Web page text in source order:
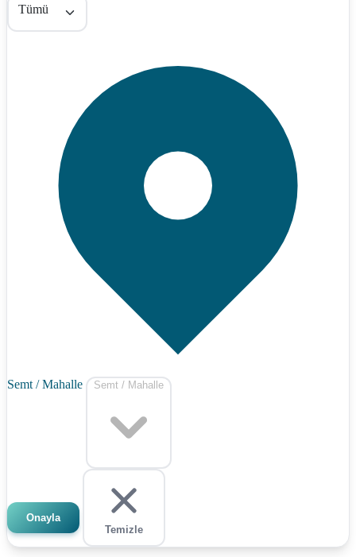
Tümü
Semt / Mahalle Semt / Mahalle
Onayla
Temizle